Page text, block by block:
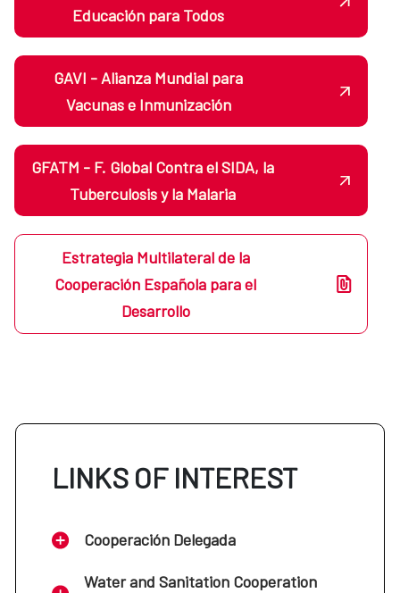
Educación para Todos
GAVI - Alianza Mundial para
Vacunas e Inmunización
GFATM - F. Global Contra el SIDA, la
Tuberculosis y la Malaria
Estrategia Multilateral de la
Cooperación Española para el
Desarrollo
LINKS OF INTEREST
Cooperación Delegada
Water and Sanitation Cooperation